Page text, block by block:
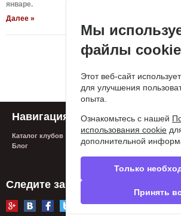
январе.
Далее »
Навигация
Каталог клубов
Блог
FAQ
Контакты
Сообщить
Privacy
Следите за нами
Мы
файлы cookie
Этот веб-сайт
для улучшения
опыта.
Ознакомьтесь с нашей
использования cookie
дополнительной
Только
Принять